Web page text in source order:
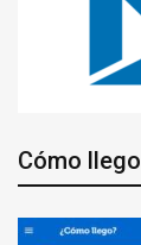
Cómo llego